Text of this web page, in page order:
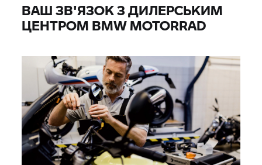
ВАШ ЗВ'ЯЗОК З ДИЛЕРСЬКИМ
ЦЕНТРОМ BMW MOTORRAD